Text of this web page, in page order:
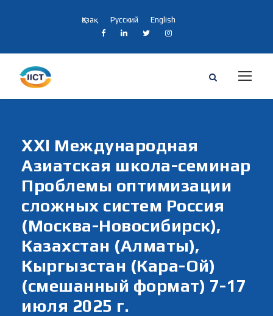
Қазақ Русский English
XXI Международная
Азиатская школа-семинар
Проблемы оптимизации
сложных систем Россия
(Москва-Новосибирск),
Казахстан (Алматы),
Кыргызстан (Кара-Ой)
(смешанный формат) 7-17
июля 2025 г.